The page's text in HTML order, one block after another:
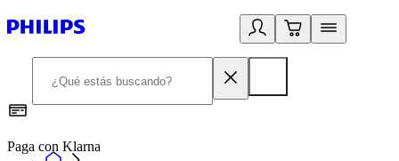
Paga con Klarna